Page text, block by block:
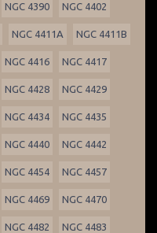
NGC 4390 NGC 4402
NGC 4411A NGC 4411B
NGC 4416 NGC 4417
NGC 4428 NGC 4429
NGC 4434 NGC 4435
NGC 4440 NGC 4442
NGC 4454 NGC 4457
NGC 4469 NGC 4470
NGC 4482 NGC 4483